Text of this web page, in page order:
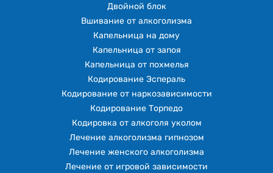
Двойной блок
Вшивание от алкоголизма
Капельница на дому
Капельница от запоя
Капельница от похмелья
Кодирование Эспераль
Кодирование от наркозависимости
Кодирование Торпедо
Кодировка от алкоголя уколом
Лечение алкоголизма гипнозом
Лечение женского алкоголизма
Лечение от игровой зависимости